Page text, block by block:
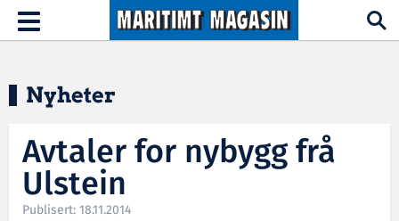
Hopp til hovedinnhold
Toggle
navigation
Nyheter
Avtaler for nybygg frå
Ulstein
Publisert: 18.11.2014